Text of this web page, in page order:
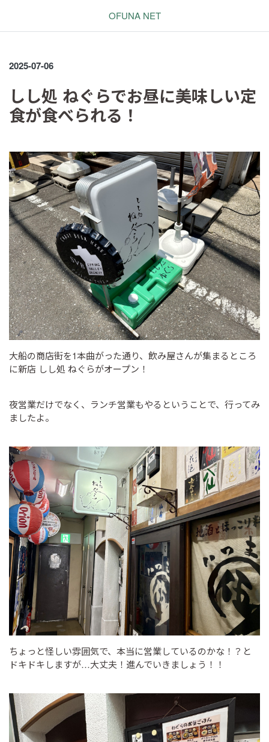
OFUNA NET
2025-07-06
しし処 ねぐらでお昼に美味しい定
食が食べられる！
大船の商店街を1本曲がった通り、飲み屋さんが集まるところ
に新店 しし処 ねぐらがオープン！
夜営業だけでなく、ランチ営業もやるということで、行ってみ
ましたよ。
ちょっと怪しい雰囲気で、本当に営業しているのかな！？と
ドキドキしますが…大丈夫！進んでいきましょう！！